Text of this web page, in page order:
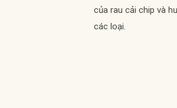
của rau cải chip và
các loại.